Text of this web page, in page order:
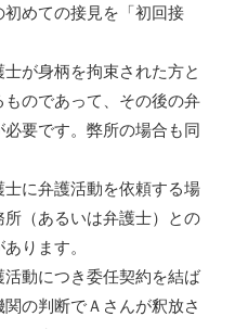
めての接見を「初回接
が身柄を拘束された方と
ものであって、その後の弁
要です。弊所の場合も同
に弁護活動を依頼する場
（あるいは弁護士）との
ります。
動につき委任契約を結ば
の判断でＡさんが釈放さ